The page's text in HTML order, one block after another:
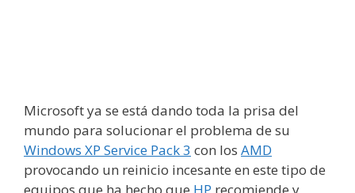
Microsoft ya se está dando toda la prisa del
mundo para solucionar el problema de su
Windows XP Service Pack 3 con los AMD
provocando un reinicio incesante en este tipo de
equipos que ha hecho que HP recomiende y